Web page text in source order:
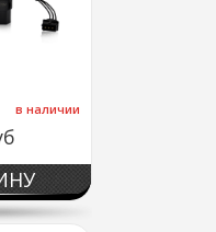
в наличии